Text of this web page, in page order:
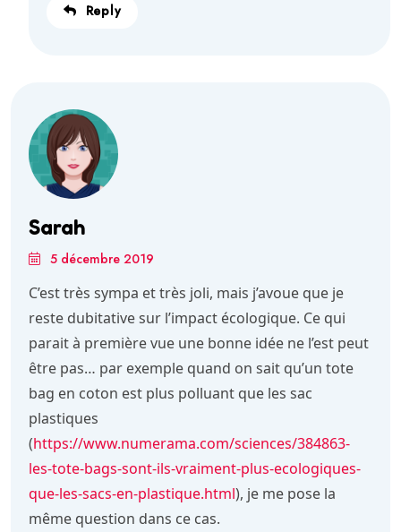
Reply
Sarah
5 décembre 2019
C’est très sympa et très joli, mais j’avoue que je
reste dubitative sur l’impact écologique. Ce qui
parait à première vue une bonne idée ne l’est peut
être pas… par exemple quand on sait qu’un tote
bag en coton est plus polluant que les sac
plastiques
(https://www.numerama.com/sciences/384863-
les-tote-bags-sont-ils-vraiment-plus-ecologiques-
que-les-sacs-en-plastique.html), je me pose la
même question dans ce cas.